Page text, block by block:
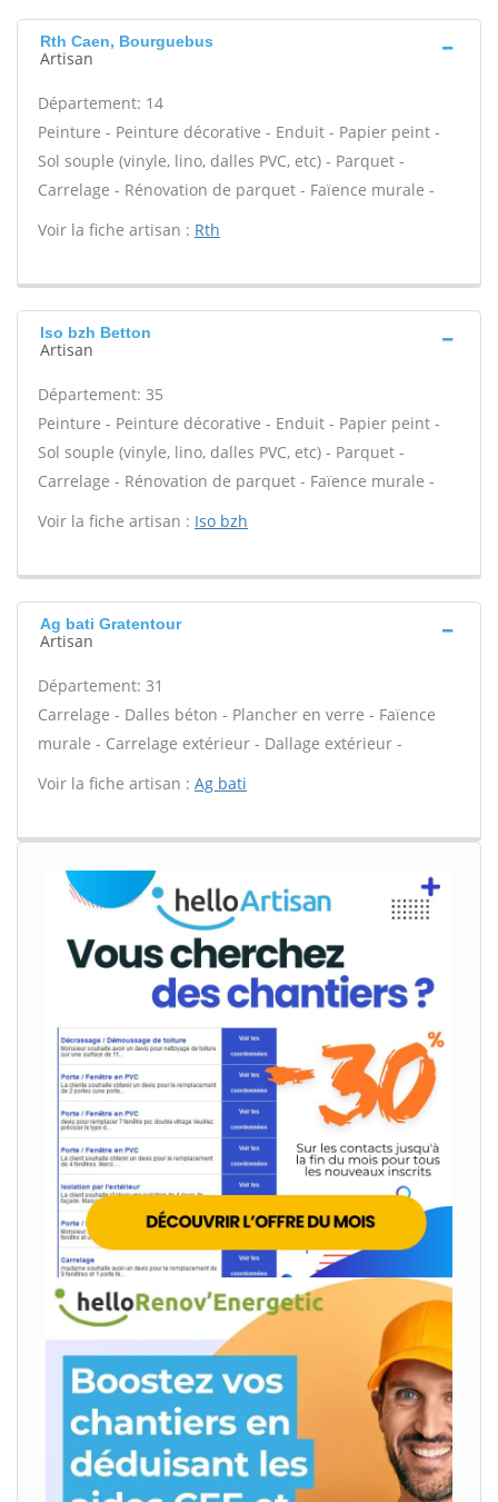
Rth Caen, Bourguebus
Artisan
Département: 14
Peinture - Peinture décorative - Enduit - Papier peint -
Sol souple (vinyle, lino, dalles PVC, etc) - Parquet -
Carrelage - Rénovation de parquet - Faïence murale -
Voir la fiche artisan : Rth
Iso bzh Betton
Artisan
Département: 35
Peinture - Peinture décorative - Enduit - Papier peint -
Sol souple (vinyle, lino, dalles PVC, etc) - Parquet -
Carrelage - Rénovation de parquet - Faïence murale -
Voir la fiche artisan : Iso bzh
Ag bati Gratentour
Artisan
Département: 31
Carrelage - Dalles béton - Plancher en verre - Faïence
murale - Carrelage extérieur - Dallage extérieur -
Voir la fiche artisan : Ag bati